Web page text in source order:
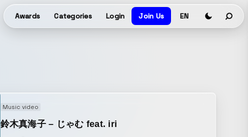
Awards Categories Login Join Us EN
Music video
鈴木真海子 – じゃむ feat. iri